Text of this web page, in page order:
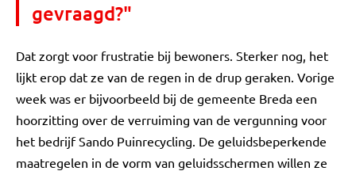
gevraagd?"
Dat zorgt voor frustratie bij bewoners. Sterker nog, het
lijkt erop dat ze van de regen in de drup geraken. Vorige
week was er bijvoorbeeld bij de gemeente Breda een
hoorzitting over de verruiming van de vergunning voor
het bedrijf Sando Puinrecycling. De geluidsbeperkende
maatregelen in de vorm van geluidsschermen willen ze